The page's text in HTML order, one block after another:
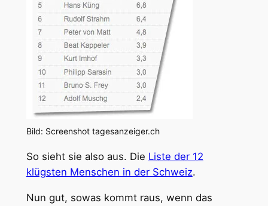
Bild: Screenshot tagesanzeiger.ch
So sieht sie also aus. Die Liste der 12
klügsten Menschen in der Schweiz.
Nun gut, sowas kommt raus, wenn das